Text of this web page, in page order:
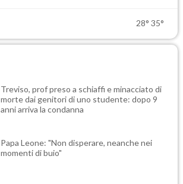
28° 35°
Treviso, prof preso a schiaffi e minacciato di
morte dai genitori di uno studente: dopo 9
anni arriva la condanna
Papa Leone: "Non disperare, neanche nei
momenti di buio"